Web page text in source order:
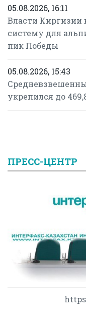
05.08.2026, 16:11
Власти Киргизии
систему для
пик Победы
05.08.2026, 15:43
укрепился до
ПРЕСС-ЦЕНТР